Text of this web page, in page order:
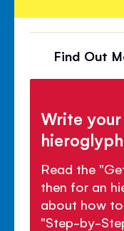
Find Out
Write
Read the
then for an
about how
"Step-by-